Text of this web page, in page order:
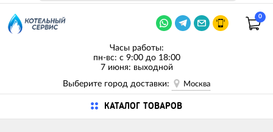
0
Часы работы:
пн-вс: с 9:00 до 18:00
7 июня: выходной
Выберите город доставки:
Москва
КАТАЛОГ ТОВАРОВ